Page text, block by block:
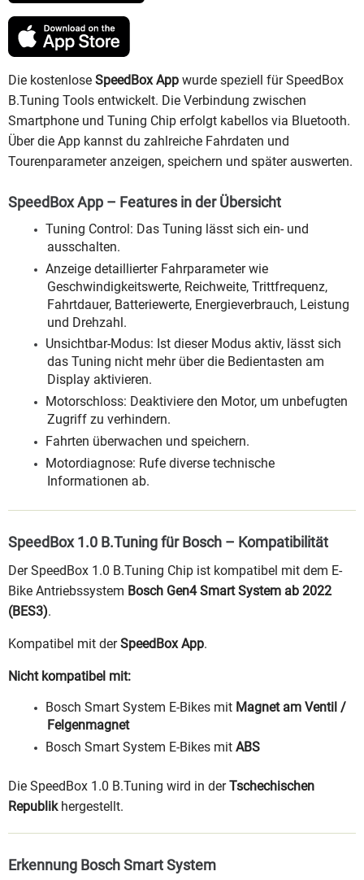
Die kostenlose SpeedBox App wurde speziell für SpeedBox
B.Tuning Tools entwickelt. Die Verbindung zwischen
Smartphone und Tuning Chip erfolgt kabellos via Bluetooth.
Über die App kannst du zahlreiche Fahrdaten und
Tourenparameter anzeigen, speichern und später auswerten.
SpeedBox App – Features in der Übersicht
Tuning Control: Das Tuning lässt sich ein- und
ausschalten.
Anzeige detaillierter Fahrparameter wie
Geschwindigkeitswerte, Reichweite, Trittfrequenz,
Fahrtdauer, Batteriewerte, Energieverbrauch, Leistung
und Drehzahl.
Unsichtbar-Modus: Ist dieser Modus aktiv, lässt sich
das Tuning nicht mehr über die Bedientasten am
Display aktivieren.
Motorschloss: Deaktiviere den Motor, um unbefugten
Zugriff zu verhindern.
Fahrten überwachen und speichern.
Motordiagnose: Rufe diverse technische
Informationen ab.
SpeedBox 1.0 B.Tuning für Bosch – Kompatibilität
Der SpeedBox 1.0 B.Tuning Chip ist kompatibel mit dem E-
Bike Antriebssystem Bosch Gen4 Smart System ab 2022
(BES3).
Kompatibel mit derSpeedBox App.
Nicht kompatibel mit:
Bosch Smart System E-Bikes mit Magnet am Ventil /
Felgenmagnet
Bosch Smart System E-Bikes mit ABS
Die SpeedBox 1.0 B.Tuning wird in derTschechischen
Republikhergestellt.
Erkennung Bosch Smart System